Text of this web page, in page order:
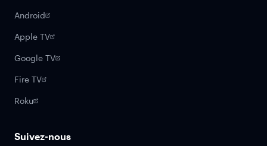
Android
Apple TV
Google TV
Fire TV
Roku
Suivez-nous